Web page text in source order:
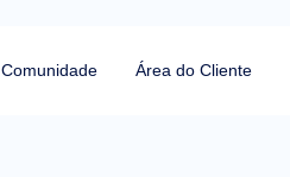
Comunidade Área do Cliente